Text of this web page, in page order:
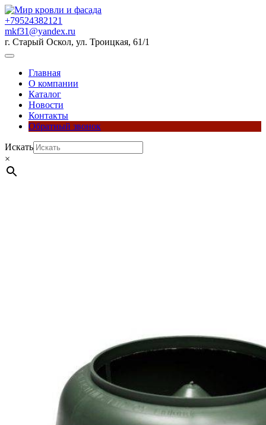
Перейти
к
содержимому
+79524382121
mkf31@yandex.ru
г. Старый Оскол, ул. Троицкая, 61/1
Кнопка
ОткрытьГлавная
О компании
Каталог
Новости
Контакты
Обратный звонок
Кнопка
Закрыть
Искать
×